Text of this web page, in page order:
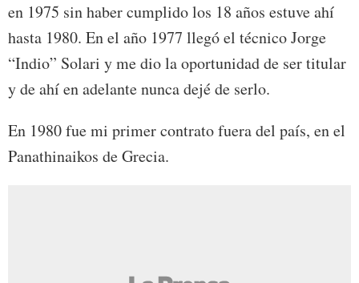
en 1975 sin haber cumplido los 18 años estuve ahí
hasta 1980. En el año 1977 llegó el técnico Jorge
“Indio” Solari y me dio la oportunidad de ser titular
y de ahí en adelante nunca dejé de serlo.
En 1980 fue mi primer contrato fuera del país, en el
Panathinaikos de Grecia.